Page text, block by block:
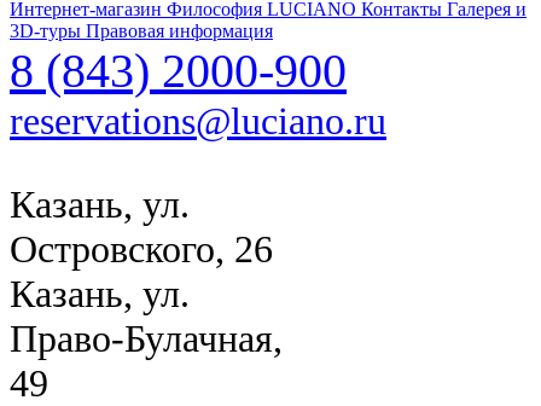
Интернет-магазин Философия LUCIANO Контакты Галерея и
3D-туры Правовая информация
8 (843) 2000-900
reservations@luciano.ru
Казань, ул.
Островского, 26
Казань, ул.
Право-Булачная,
49